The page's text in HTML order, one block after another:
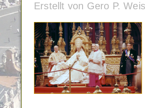
Erstellt von Gero P.